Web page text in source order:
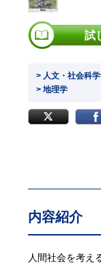
試
> 人文・社会科
> 地理学
内容紹介
人間社会を考え